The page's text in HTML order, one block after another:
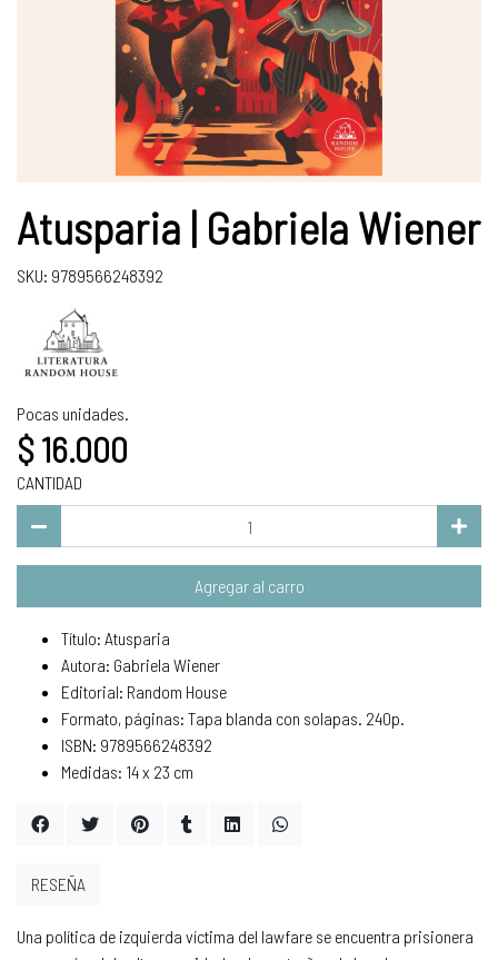
Atusparia | Gabriela Wiener
SKU: 9789566248392
Pocas unidades.
$ 16.000
CANTIDAD
Agregar al carro
Título: Atusparia
Autora: Gabriela Wiener
Editorial: Random House
Formato, páginas: Tapa blanda con solapas. 240p.
ISBN: 9789566248392
Medidas: 14 x 23 cm
Una política de izquierda víctima del lawfare se encuentra prisionera
RESEÑA